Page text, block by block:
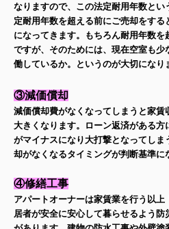
なりますので、この法定耐用年数と
定耐用年数を超える前にご売却をす
になってきます。もちろん耐用年数
ですが、そのためには、現在空室も
働しているか。というのが大切になり
③減価償却
減価償却費がなくなってしまうと家
大きくなります。ローン返済がある
がマイナスになり大打撃となってし
却がなくなるタイミングが判断基準に
④修繕工事
アパートオーナーは家賃業を行う以上
居者が安全に安心して暮らせるよう